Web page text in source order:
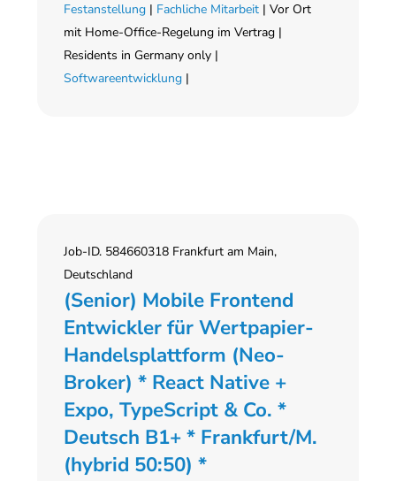
Festanstellung | Fachliche Mitarbeit | Vor Ort
mit Home-Office-Regelung im Vertrag |
Residents in Germany only |
Softwareentwicklung |
Job-ID. 584660318 Frankfurt am Main,
Deutschland
(Senior) Mobile Frontend
Entwickler für Wertpapier-
Handelsplattform (Neo-
Broker) * React Native +
Expo, TypeScript & Co. *
Deutsch B1+ * Frankfurt/M.
(hybrid 50:50) *